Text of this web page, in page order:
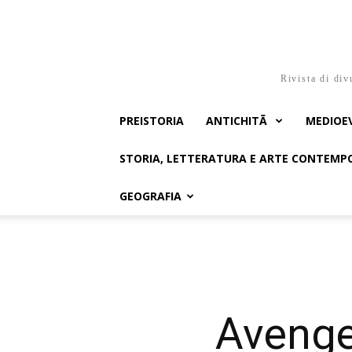
Rivista di
PREISTORIA ANTICHITÃ
STORIA, LETTERATURA E ARTE
GEOGRAFIA